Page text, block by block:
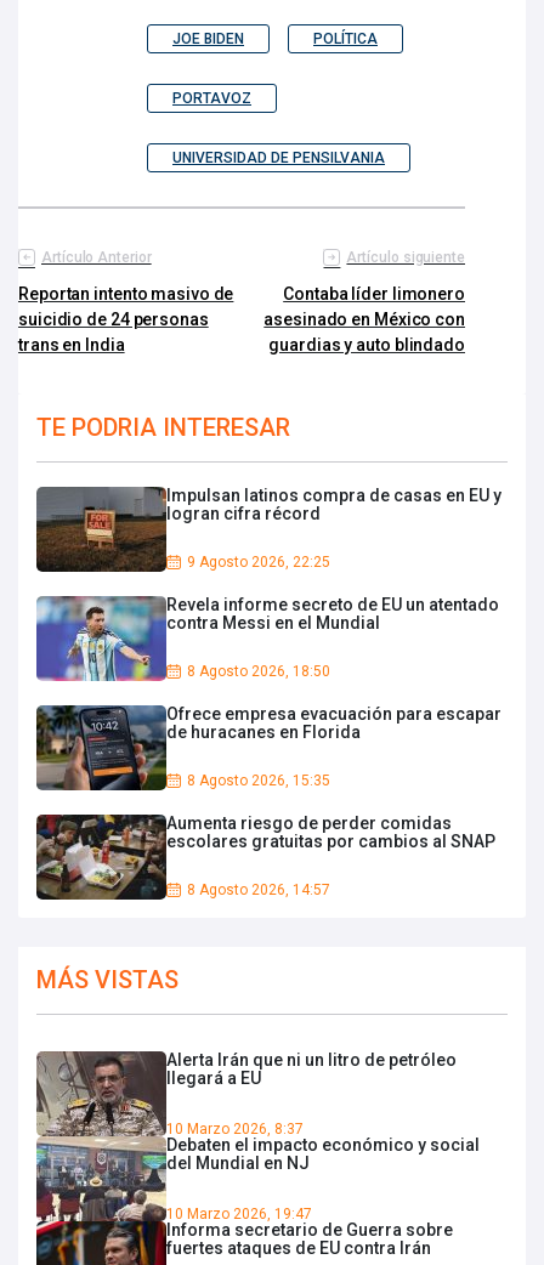
JOE BIDEN POLÍTICA
PORTAVOZ
UNIVERSIDAD DE PENSILVANIA
Artículo Anterior
Reportan intento masivo de
suicidio de 24 personas
trans en India
Artículo siguiente
Contaba líder limonero
asesinado en México con
guardias y auto blindado
TE PODRIA INTERESAR
Impulsan latinos compra de casas en EU y
logran cifra récord
9 Agosto 2026, 22:25
Revela informe secreto de EU un atentado
contra Messi en el Mundial
8 Agosto 2026, 18:50
Ofrece empresa evacuación para escapar
de huracanes en Florida
8 Agosto 2026, 15:35
Aumenta riesgo de perder comidas
escolares gratuitas por cambios al SNAP
8 Agosto 2026, 14:57
MÁS VISTAS
Alerta Irán que ni un litro de petróleo
llegará a EU
10 Marzo 2026, 8:37
Debaten el impacto económico y social
del Mundial en NJ
10 Marzo 2026, 19:47
Informa secretario de Guerra sobre
fuertes ataques de EU contra Irán